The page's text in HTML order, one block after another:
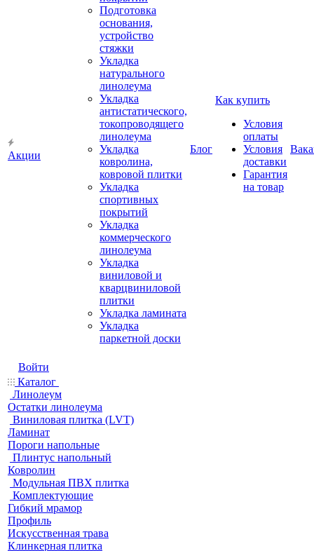
Акции
Подготовка
основания,
устройство
стяжки
Укладка
натурального
линолеума
Укладка
антистатического,
токопроводящего
линолеума
Укладка
ковролина,
ковровой плитки
Укладка
спортивных
покрытий
Укладка
коммерческого
линолеума
Укладка
виниловой и
кварцвиниловой
плитки
Укладка ламината
Укладка
паркетной доски
Блог
Как купить
Условия
оплаты
Условия
доставки
Гарантия
на товар
Войти
Каталог
Линолеум
Остатки линолеума
Виниловая плитка (LVT)
Ламинат
Пороги напольные
Плинтус напольный
Ковролин
Модульная ПВХ плитка
Комплектующие
Гибкий мрамор
Профиль
Искусственная трава
Клинкерная плитка